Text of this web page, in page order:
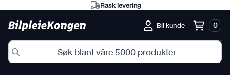
Rask levering
Bli kunde 0